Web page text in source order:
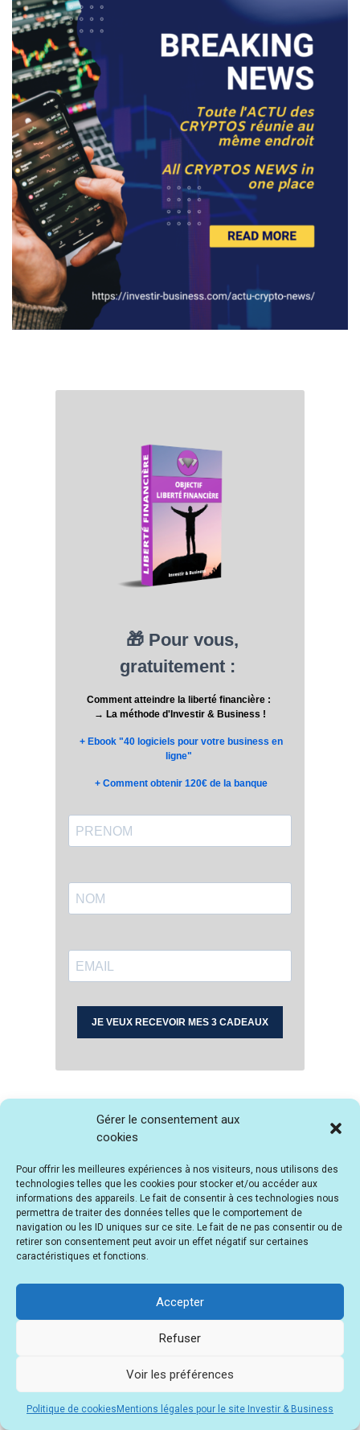
Gérer le consentement aux
cookies
Pour offrir les meilleures expériences à nos visiteurs, nous utilisons des
technologies telles que les cookies pour stocker et/ou accéder aux
informations des appareils. Le fait de consentir à ces technologies nous
permettra de traiter des données telles que le comportement de
navigation ou les ID uniques sur ce site. Le fait de ne pas consentir ou de
retirer son consentement peut avoir un effet négatif sur certaines
caractéristiques et fonctions.
Accepter
Refuser
Voir les préférences
Politique de cookies Mentions légales pour le site Investir & Business
ARTICLES RÉCENTS
avec Designrr 🚀
🔍 COMPARATEUR : Où / dans quelle boutique acheter de l’OR et de
🧐 Faut-il acheter de l’or, de l’argent, ou les deux !? Le guide simple
💰 Pourquoi INVESTIR dans l’OR et l’ARGENT en 2025 ?
💸 BITCOIN : 5 erreurs qui vous font PERDRE de l’argent (et comment